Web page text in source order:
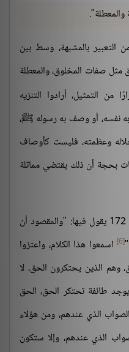
التعبير بالمشبهة، وسط بين
مثل صفات المخلوق، والمعطلة
من التمثيل، أرادوا التنزيه
به نفسه، أو وصف به رسوله ﷺ،
وعظمته، فليست كأوصاف
بحجة أن ذلك يقتضي مماثلة
كلامه هذا له بقية مفيدة في صفحة 172 يقول فيها: "والمقصود أن
[6]
اسمعوا هذا الكلام، واعتزوا
وهم الذين يحتكرون الحق، لا
طائفة تحتكر الحق، الحق
الذي عندهم، ومن هؤلاء
الذي عندهم، وإلا ستكون